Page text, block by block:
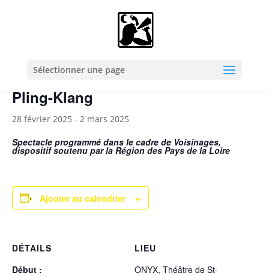
Sélectionner une page
Cet évènement est passé.
Pling-Klang
28 février 2025 - 2 mars 2025
Spectacle programmé dans le cadre de Voisinages,
dispositif soutenu par la Région des Pays de la Loire
Ajouter au calendrier
DÉTAILS
Début :
LIEU
ONYX, Théâtre de St-